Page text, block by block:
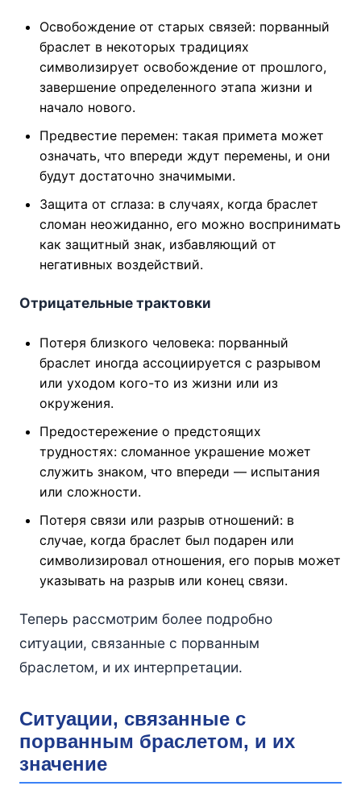
Освобождение от старых связей: порванный
браслет в некоторых традициях
символизирует освобождение от прошлого,
завершение определенного этапа жизни и
начало нового.
Предвестие перемен: такая примета может
означать, что впереди ждут перемены, и они
будут достаточно значимыми.
Защита от сглаза: в случаях, когда браслет
сломан неожиданно, его можно воспринимать
как защитный знак, избавляющий от
негативных воздействий.
Отрицательные трактовки
Потеря близкого человека: порванный
браслет иногда ассоциируется с разрывом
или уходом кого-то из жизни или из
окружения.
Предостережение о предстоящих
трудностях: сломанное украшение может
служить знаком, что впереди — испытания
или сложности.
Потеря связи или разрыв отношений: в
случае, когда браслет был подарен или
символизировал отношения, его порыв может
указывать на разрыв или конец связи.
Теперь рассмотрим более подробно
ситуации, связанные с порванным
браслетом, и их интерпретации.
Ситуации, связанные с
порванным браслетом, и их
значение